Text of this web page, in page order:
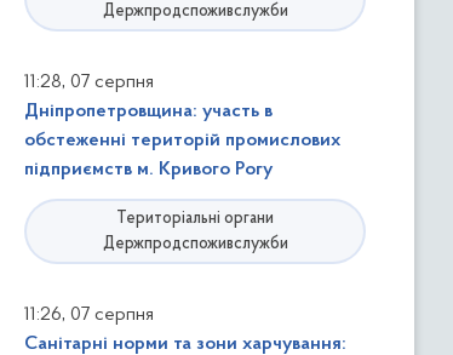
Держпродспоживслужби
11:28, 07 серпня
Дніпропетровщина: участь в
обстеженні територій промислових
підприємств м. Кривого Рогу
Територіальні органи
Держпродспоживслужби
11:26, 07 серпня
Санітарні норми та зони харчування: